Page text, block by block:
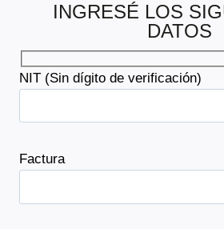
INGRESÉ LOS
DATOS
NIT (Sin dígito de verificación)
Factura